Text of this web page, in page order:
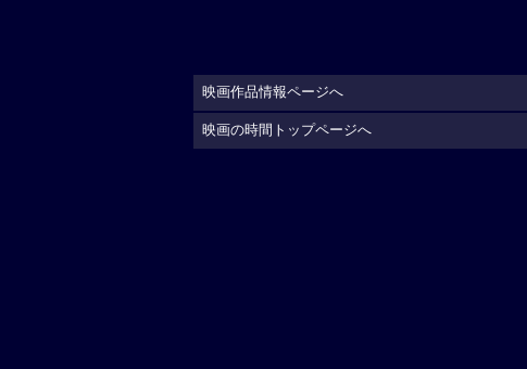
映画作品情報ページへ
映画の時間トップページへ